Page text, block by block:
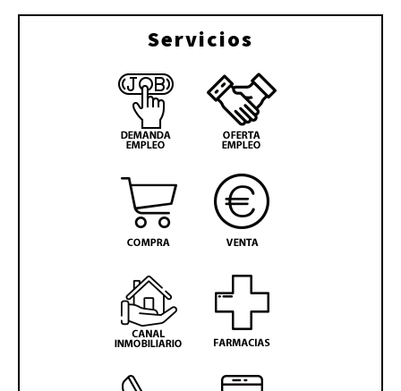
Servicios